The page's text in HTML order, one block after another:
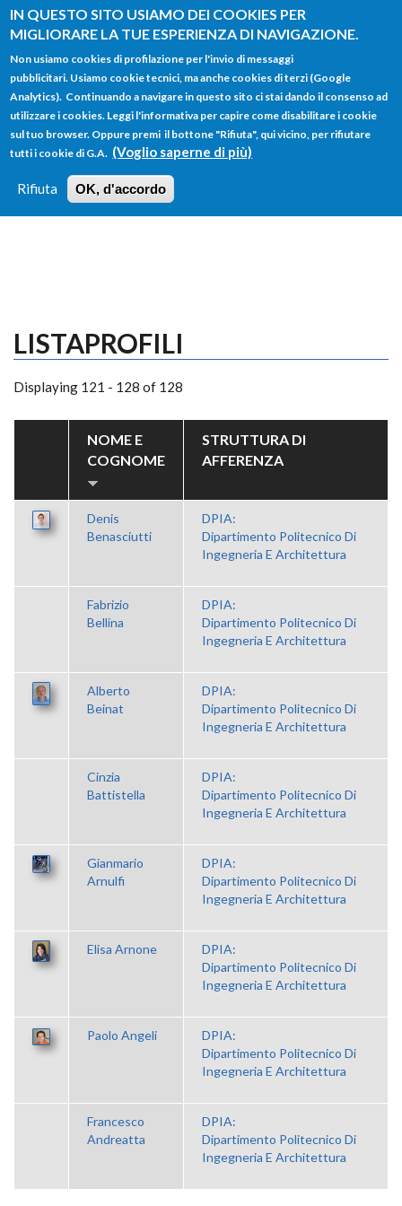
IN QUESTO SITO USIAMO DEI COOKIES PER
MIGLIORARE LA TUE ESPERIENZA DI NAVIGAZIONE.
Non usiamo cookies di profilazione per l'invio di messaggi
pubblicitari. Usiamo cookie tecnici, ma anche cookies di terzi (Google
Analytics). Continuando a navigare in questo sito ci stai dando il consenso ad
utilizzare i cookies. Leggi l'informativa per capire come disabilitare i cookie
sul tuo browser. Oppure premi il bottone "Rifiuta", qui vicino, per rifiutare
tutti i cookie di G.A. (Voglio saperne di più)
Rifiuta OK, d'accordo
Salta al contenuto principale
FORM
DI
RICERCA
Main menu
HOME TUTTI I PROFILI
LOGIN
LISTAPROFILI
Displaying 121 - 128 of 128
NOME E
COGNOME
STRUTTURA DI
AFFERENZA
Denis
Benasciutti
DPIA:
Dipartimento Politecnico Di
Ingegneria E Architettura
Fabrizio
Bellina
DPIA:
Dipartimento Politecnico Di
Ingegneria E Architettura
Alberto
Beinat
DPIA:
Dipartimento Politecnico Di
Ingegneria E Architettura
Cinzia
Battistella
DPIA:
Dipartimento Politecnico Di
Ingegneria E Architettura
Gianmario
Arnulfi
DPIA:
Dipartimento Politecnico Di
Ingegneria E Architettura
Elisa Arnone
DPIA:
Dipartimento Politecnico Di
Ingegneria E Architettura
Paolo Angeli
DPIA:
Dipartimento Politecnico Di
Ingegneria E Architettura
Francesco
Andreatta
DPIA:
Dipartimento Politecnico Di
Ingegneria E Architettura